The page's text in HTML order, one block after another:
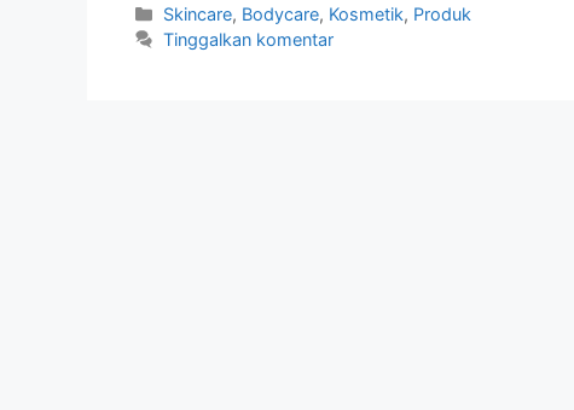
Kategori
Skincare, Bodycare, Kosmetik, Produk
Tinggalkan komentar